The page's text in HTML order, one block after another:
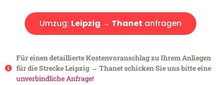
Umzug: Leipzig → Thanet anfragen
Für einen detaillierte Kostenvoranschlag zu Ihrem Anliegen
für die Strecke Leipzig → Thanet schicken Sie uns bitte eine
unverbindliche Anfrage!